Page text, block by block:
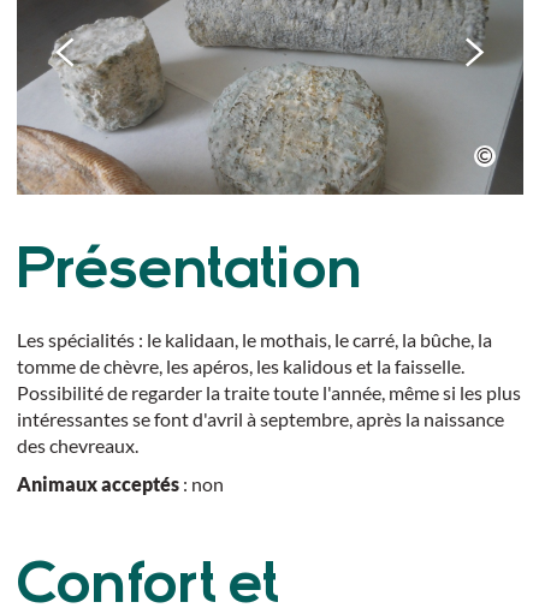
Présentation
Les spécialités : le kalidaan, le mothais, le carré, la bûche, la
tomme de chèvre, les apéros, les kalidous et la faisselle.
Possibilité de regarder la traite toute l'année, même si les plus
intéressantes se font d'avril à septembre, après la naissance
des chevreaux.
Animaux acceptés: non
Confort et